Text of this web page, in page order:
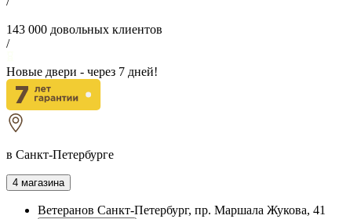
143 000 довольных клиентов
/
Новые двери - через 7 дней!
в Санкт-Петербурге
4 магазина
Ветеранов Санкт-Петербург, пр. Маршала Жукова, 41